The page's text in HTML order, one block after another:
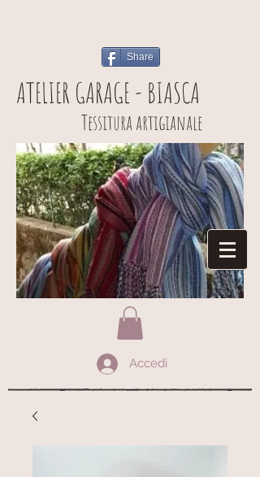
Share
ATELIER GARAGE - BIASCA
Tessitura artigianale
Accedi